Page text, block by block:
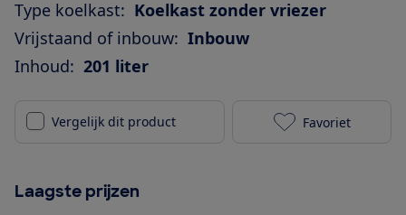
Type koelkast: Koelkast zonder vriezer
Vrijstaand of inbouw: Inbouw
Inhoud: 201 liter
Vergelijk dit product Liebherr IRc
Favoriet
Laagste prijzen